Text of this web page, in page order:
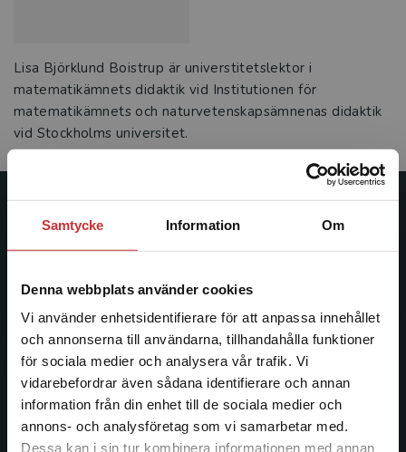
Samtycke Information Om
Denna webbplats använder cookies
Vi använder enhetsidentifierare för att anpassa innehållet
och annonserna till användarna, tillhandahålla funktioner
för sociala medier och analysera vår trafik. Vi
vidarebefordrar även sådana identifierare och annan
information från din enhet till de sociala medier och
annons- och analysföretag som vi samarbetar med.
Dessa kan i sin tur kombinera informationen med annan
Begränsad fraktregion
Lisa Björklund Boistrup är universtitetslektor i
matematikämnets didaktik vid Institutionen för
matematikämnets och naturvetenskapsämnenas didaktik
vid Stockholms universitet.
Studentlitteratur
ledande utbildningsförlag. Med läromedel, kurslitteratur,
facklitteratur, utbildningar och digitala
informationstjänster i utbudet, finns Studentlitteratur med
längs hela kunskapsresan.
Kontakta oss
Kontakta oss